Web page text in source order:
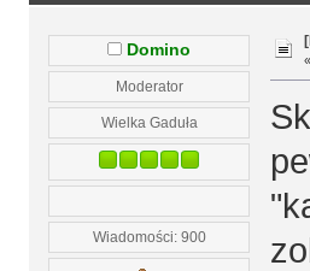
Domino
Moderator
Wielka Gaduła
Wiadomości: 900
«